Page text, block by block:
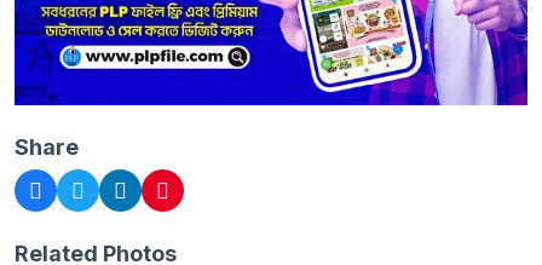
Share
Related Photos